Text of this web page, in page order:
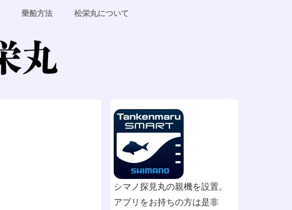
乗船方法 松栄丸について
シマノ探見丸の親機を設置。
アプリをお持ちの方は是非